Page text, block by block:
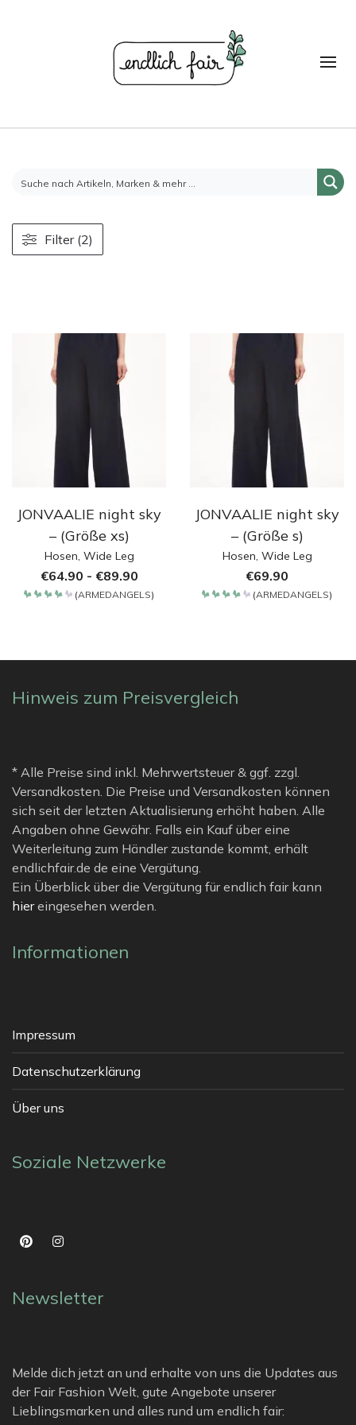
JONVAALIE night sky
– (Größe xs)
Hosen, Wide Leg
€64.90 - €89.90
(ARMEDANGELS)
JONVAALIE night sky
– (Größe s)
Hosen, Wide Leg
€69.90
(ARMEDANGELS)
Filter (2)
Hinweis zum Preisvergleich
* Alle Preise sind inkl. Mehrwertsteuer & ggf. zzgl.
Versandkosten. Die Preise und Versandkosten können
sich seit der letzten Aktualisierung erhöht haben. Alle
Angaben ohne Gewähr. Falls ein Kauf über eine
Weiterleitung zum Händler zustande kommt, erhält
endlichfair.de de eine Vergütung.
Ein Überblick über die Vergütung für endlich fair kann
hiereingesehen werden.
Informationen
Impressum
Datenschutzerklärung
Über uns
Soziale Netzwerke
Newsletter
Melde dich jetzt an und erhalte von uns die Updates aus
der Fair Fashion Welt, gute Angebote unserer
Lieblingsmarken und alles rund um endlich fair: